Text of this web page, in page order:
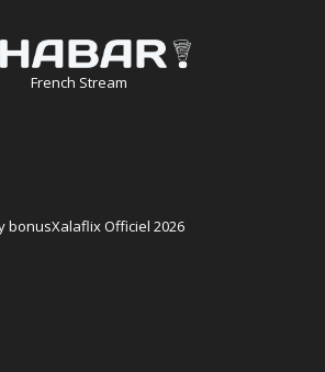
French Stream
bonusXalaflix Officiel 2026